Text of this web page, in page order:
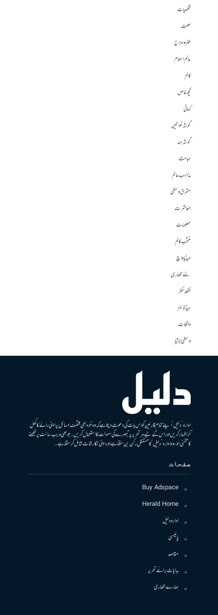
شخصیات
صحت
طنز و مزاح
عالم اسلام
کالم
کچھ خاص
کہانی
گوشہ خواتین
گوشہ ہند
مباحث
مذاہب عالم
مشرق وسطی
معاشرت
معلومات
منتخب کالم
میڈیا واچ
نئے لکھاری
نقطہ نظر
ہیڈلائنز
واقعات
وسطی ایشیا
ادارہ ’دلیل‘ اپنے تمام قارئین کو اس بات کی دعوت دیتا ہے کہ وہ خود بھی مختلف مسائل پر اپنی رائے کا کھل
کر اظہار کریں اور اس کے لیے ہر تحریر پر تبصرے کی سہولت کا استعمال کریں۔ جو بھی ویب سائٹ پر لکھنے
کا متمنی ہو، وہ ادارہ ’دلیل‘ کا مستقل رکن بن سکتا ہے اور اپنی نگارشات شامل کرسکتا ہے۔
صفحات
Buy Adspace
Herald Home
ادارہ دلیل
پالیسی
مقاصد
ہدایات برائے تحریر
ہمارے لکھاری